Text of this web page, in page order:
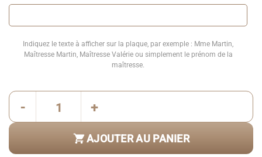
Indiquez le texte à afficher sur la plaque, par exemple : Mme Martin,
Maîtresse Martin, Maîtresse Valérie ou simplement le prénom de la
maîtresse.
quantité de Plaque de porte maîtresse personnalisée avec prénom et portrait
AJOUTER AU PANIER